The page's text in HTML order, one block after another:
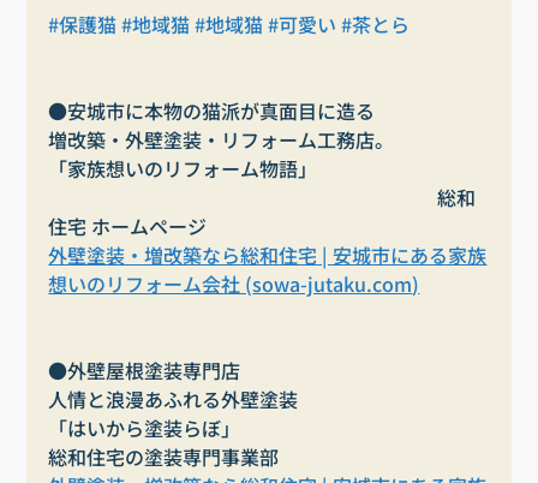
#保護猫#地域猫#地域猫#可愛い #茶とら
●安城市に本物の猫派が真面目に造る
増改築・外壁塗装・リフォーム工務店。
「家族想いのリフォーム物語」
     　　　　　　　　　　　　　　　　　　　総和
住宅 ホームページ
外壁塗装・増改築なら総和住宅 | 安城市にある家族
想いのリフォーム会社 (sowa-jutaku.com)
●外壁屋根塗装専門店
人情と浪漫あふれる外壁塗装
「はいから塗装らぼ」
総和住宅の塗装専門事業部